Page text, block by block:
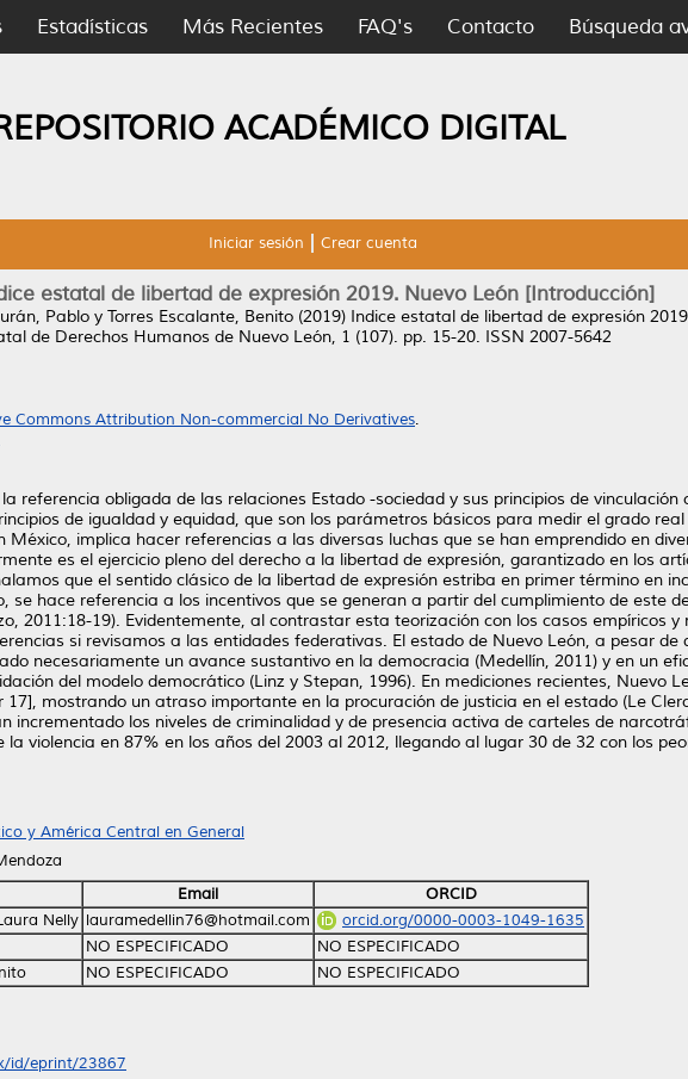
Estadísticas Más Recientes FAQ's Contacto Búsqueda
ACADÉMICO DIGITAL
Iniciar sesión Crear cuenta
estatal de libertad de expresión 2019. Nuevo León [Introducción]
Pablo y Torres Escalante, Benito (2019) Indice estatal de libertad de expresión
de Derechos Humanos de Nuevo León, 1 (107). pp. 15-20. ISSN 2007-5642
Commons Attribution Non-commercial No Derivatives.
referencia obligada de las relaciones Estado -sociedad y sus principios de vinculación
de igualdad y equidad, que son los parámetros básicos para medir el grado
México, implica hacer referencias a las diversas luchas que se han emprendido en
es el ejercicio pleno del derecho a la libertad de expresión, garantizado en los
que el sentido clásico de la libertad de expresión estriba en primer término en
se hace referencia a los incentivos que se generan a partir del cumplimiento de este
2011:18-19). Evidentemente, al contrastar esta teorización con los casos empíricos
si revisamos a las entidades federativas. El estado de Nuevo León, a pesar de
necesariamente un avance sustantivo en la democracia (Medellín, 2011) y en un
del modelo democrático (Linz y Stepan, 1996). En mediciones recientes, Nuevo
mostrando un atraso importante en la procuración de justicia en el estado (Le
incrementado los niveles de criminalidad y de presencia activa de carteles de
violencia en 87% en los años del 2003 al 2012, llegando al lugar 30 de 32 con los
y América Central en General
Email
ORCID
Nelly lauramedellin76@hotmail.com
orcid.org/0000-0003-1049-1635
NO ESPECIFICADO
NO ESPECIFICADO
NO ESPECIFICADO
NO ESPECIFICADO
id/eprint/23867